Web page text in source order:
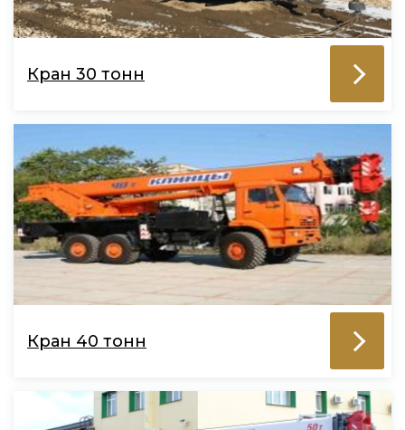
Кран 30 тонн
Кран 40 тонн